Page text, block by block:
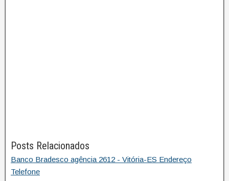
Posts Relacionados
Banco Bradesco agência 2612 - Vitória-ES Endereço
Telefone